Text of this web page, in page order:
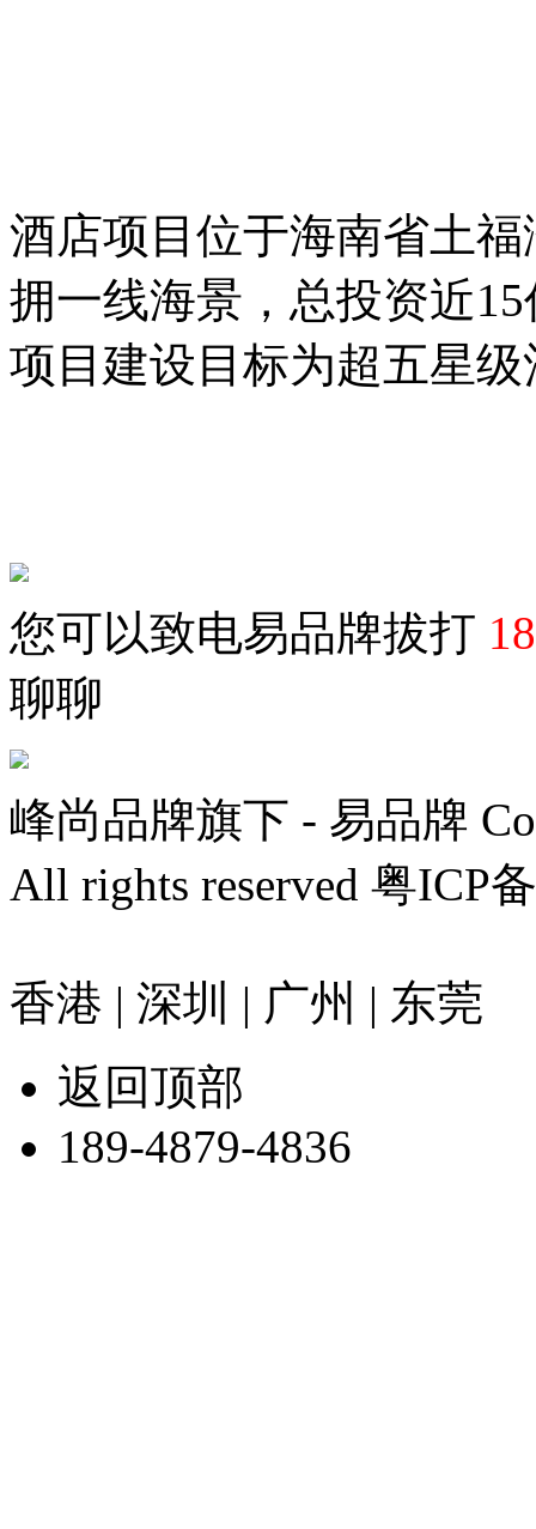
酒店项目位于海南省土
拥一线海景，总投资近
项目建设目标为超五星级
您可以致电易品牌拔打
聊聊
峰尚品牌旗下 - 易品牌
All rights reserved 粤ICP
香港 | 深圳 | 广州 | 东莞
返回顶部
189-4879-4836